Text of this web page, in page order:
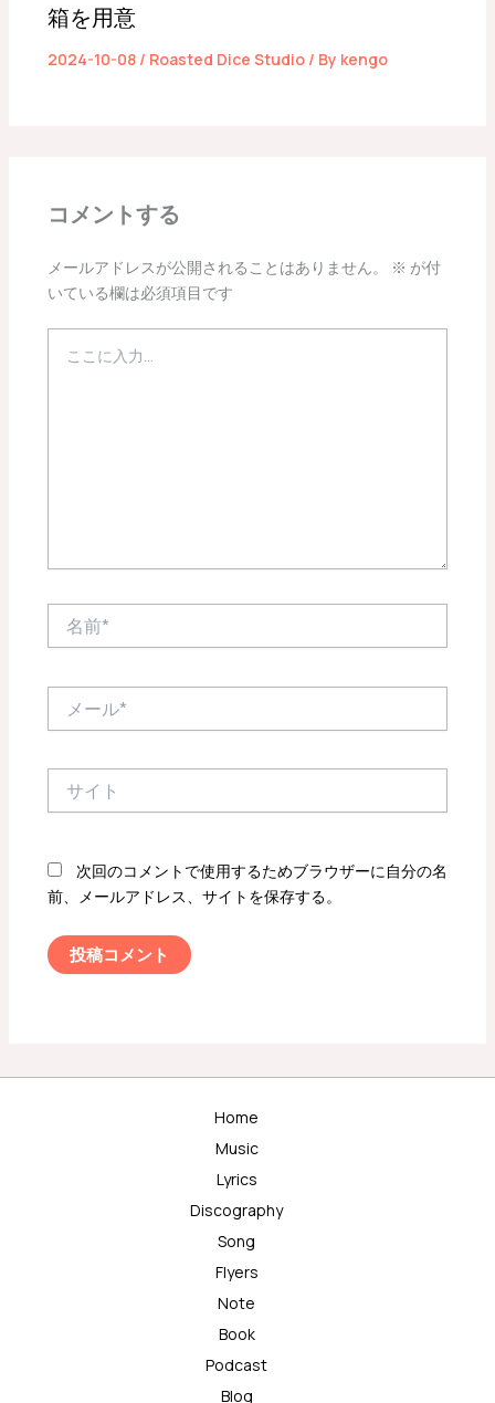
箱を用意
2024-10-08 / Roasted Dice Studio/ By kengo
コメントする
メールアドレスが公開されることはありません。 ※ が付
いている欄は必須項目です
次回のコメントで使用するためブラウザーに自分の名
前、メールアドレス、サイトを保存する。
Home
Music
Lyrics
Discography
Song
Flyers
Note
Book
Podcast
Blog